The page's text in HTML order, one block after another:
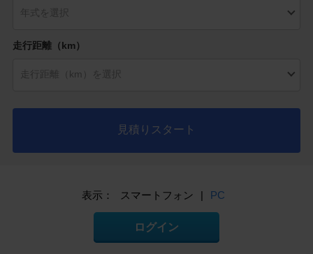
走行距離（km）
見積りスタート
表示： スマートフォン | PC
ログイン